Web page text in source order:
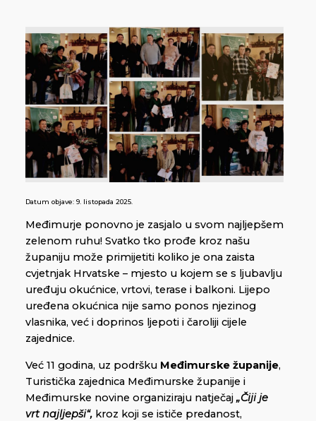
Datum objave: 9. listopada 2025.
Međimurje ponovno je zasjalo u svom najljepšem
zelenom ruhu! Svatko tko prođe kroz našu
županiju može primijetiti koliko je ona zaista
cvjetnjak Hrvatske – mjesto u kojem se s ljubavlju
uređuju okućnice, vrtovi, terase i balkoni. Lijepo
uređena okućnica nije samo ponos njezinog
vlasnika, već i doprinos ljepoti i čaroliji cijele
zajednice.
Već 11 godina, uz podršku Međimurske županije,
Turistička zajednica Međimurske županije i
Međimurske novine organiziraju natječaj „Čiji je
vrt najljepši“, kroz koji se ističe predanost,